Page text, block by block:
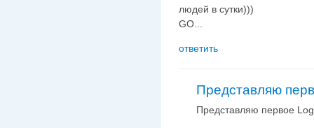
людей в сутки)))
GO...
ответить
Представляю
Представляю первое